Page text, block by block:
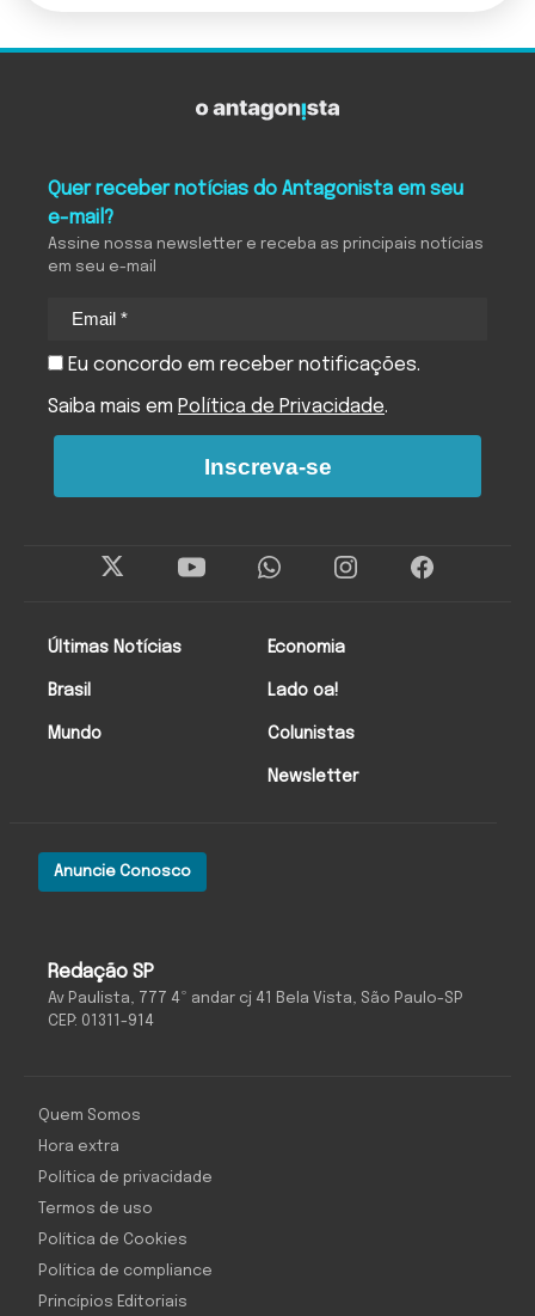
Redação SP
Av Paulista, 777 4º andar cj 41 Bela Vista, São Paulo-SP
CEP: 01311-914
Anuncie Conosco
Últimas Notícias
Brasil
Mundo
Economia
Lado oa!
Colunistas
Newsletter
Quer receber notícias do Antagonista em seu
e-mail?
Assine nossa newsletter e receba as principais notícias
em seu e-mail
Eu concordo em receber notificações.
Saiba mais em Política de Privacidade.
Inscreva-se
Quem Somos
Hora extra
Política de privacidade
Termos de uso
Política de Cookies
Política de compliance
Princípios Editoriais